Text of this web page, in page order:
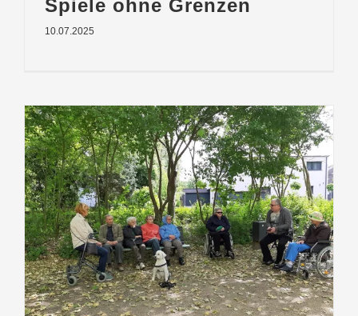
Spiele ohne Grenzen
10.07.2025